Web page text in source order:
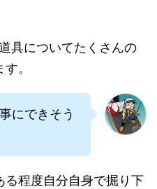
具についてたくさんの
。
にできそう
る程度自分自身で掘り下